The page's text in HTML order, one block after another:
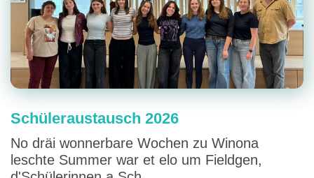
Schüleraustausch 2026
No dräi wonnerbare Wochen zu Winona
leschte Summer war et elo um Fieldgen,